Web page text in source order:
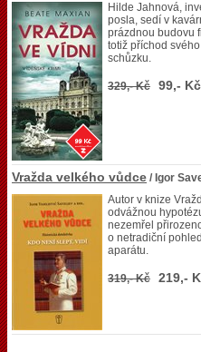
Hilde Jahnová,
posla, sedí v
prázdnou budovu
totiž příchod
schůzku.
329,- Kč 99,- Kč
Vražda velkého vůdce / Igor
Autor v knize
odvážnou
nezemřel
o netradiční
aparátu.
319,- Kč 219,-